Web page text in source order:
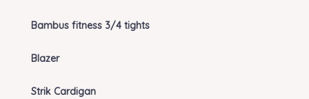
Bambus fitness 3/4 tights
Blazer
Strik Cardigan